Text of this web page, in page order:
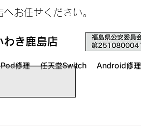
お任せください。
修理 任天堂Switch Android修理
わき鹿島店